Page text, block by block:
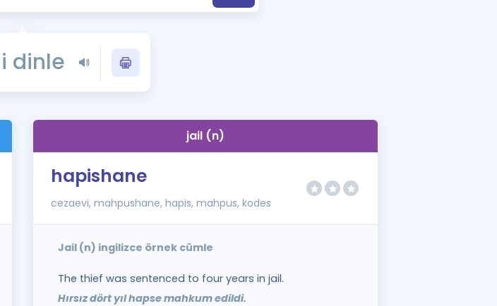
Blog
YDS - YÖKDİL Tüm Sınavlarla İlgili Haberler
İngilizce Gramer
dinle
jail (n)
hapishane
cezaevi, mahpushane, hapis, mahpus, kodes
Jail (n) ingilizce örnek cümle
The thief was sentenced to four years in jail.
Hırsız dört yıl hapse mahkum edildi.